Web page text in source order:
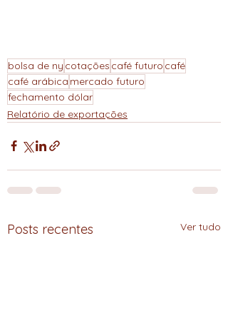
bolsa de ny cotações café futuro café
café arábica mercado futuro
fechamento dólar
Relatório de exportações
Posts recentes Ver tudo